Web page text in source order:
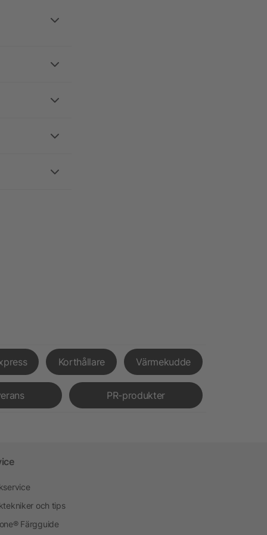
Korthållare Värmekudde
PR-produkter
och tips
Färgguide